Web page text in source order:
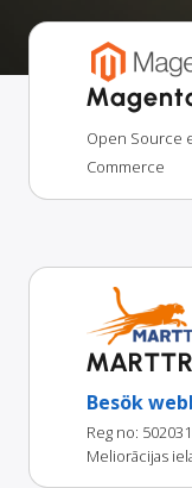
Open Source
Commerce
Besök
Reg no:
Meliorācijas